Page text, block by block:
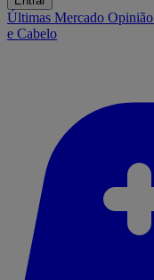
Últimas Mercado Opinião
e Cabelo